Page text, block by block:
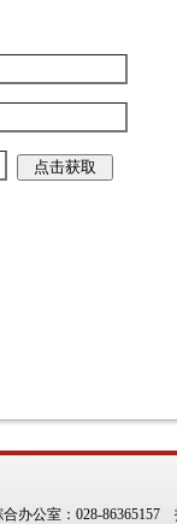
办公室：028-86365157